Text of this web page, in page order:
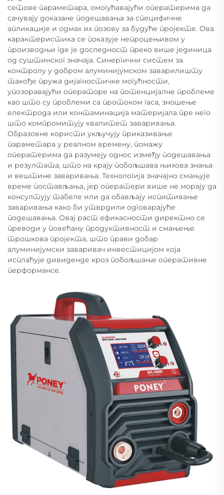
сетове параметара, омогућавајући оператерима да
сачувају доказане подешавања за специфичне
апликације и одмах их позову за будуће пројекте. Ова
карактеристика се показује непроцењивом у
производњи где је доследност преко више јединица
од суштинског значаја. Синергични систем за
контролу у добром алуминијумском заварилишту
такође пружа дијагностичке могућности,
упозоравајући операторе на потенцијалне проблеме
као што су проблеми са протоком гаса, зношење
електрода или контаминација материјала пре него
што компромитују квалитет заваривања.
Образовне користи укључују приказивање
параметара у реалном времену, помажу
оператерима да разумеју однос између подешавања
и резултата, што на крају побољшава њихова знања
и вештине заваривања. Технологија значајно смањује
време постављања, јер оператери више не морају да
консултују табеле или да обављају испитивање
заваривања како би утврдили одговарајуће
подешавања. Овај раст ефикасности директно се
преводи у повећану продуктивност и смањење
трошкова пројекта, што прави добар
алуминијумски заваривач инвестицијом која
исплаћује дивиденде кроз побољшање оперативне
перформансе.